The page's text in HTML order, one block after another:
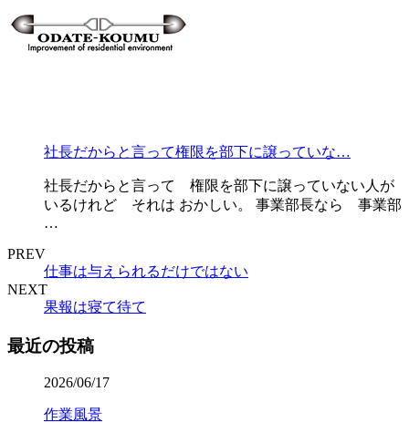
社長だからと言って権限を部下に譲っていな…
社長だからと言って 権限を部下に譲っていない人が
いるけれど それは おかしい。 事業部長なら 事業部
…
PREV
仕事は与えられるだけではない
NEXT
果報は寝て待て
最近の投稿
2026/06/17
作業風景